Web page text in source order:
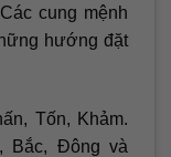
cung mệnh
hướng đặt
Tốn, Khảm.
Bắc, Đông và